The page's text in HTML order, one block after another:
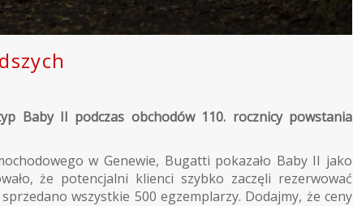
Baby II podczas obchodów 110. rocznicy powstania
w Genewie, Bugatti pokazało Baby II jako
że potencjalni klienci szybko zaczęli rezerwować
wszystkie 500 egzemplarzy. Dodajmy, że ceny